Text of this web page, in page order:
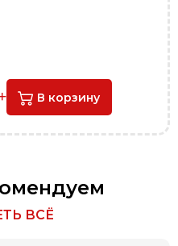
В корзину
ВСЁ